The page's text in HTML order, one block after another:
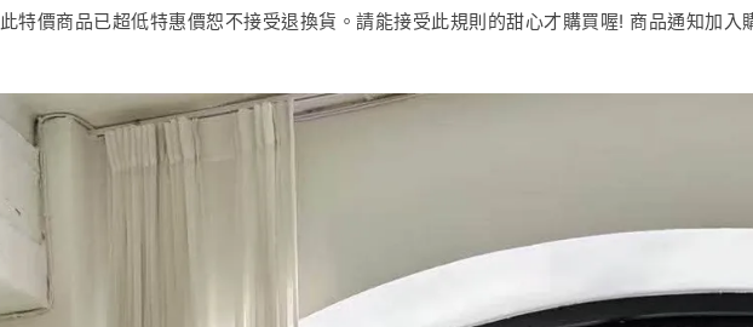
此特價商品已超低特惠價恕不接受退換貨。請能接受此規則的甜心才購買喔! 商品通知加入